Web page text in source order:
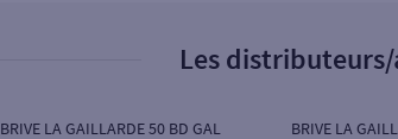
Les
BRIVE LA GAILLARDE 50 BD GAL BRIVE LA